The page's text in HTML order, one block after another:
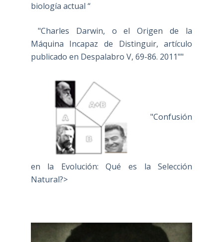
biología actual “
"Charles Darwin, o el Origen de la
Máquina Incapaz de Distinguir, artículo
publicado en Despalabro V, 69-86. 2011""
"Confusión
en la Evolución: Qué es la Selección
Natural?>